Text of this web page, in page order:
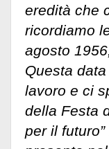
eredità che
ricordiamo
agosto
Questa
lavoro e ci
della Festa
per il